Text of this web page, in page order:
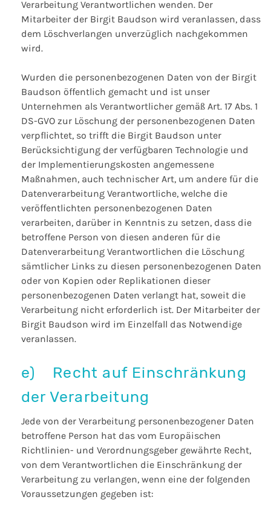
Verarbeitung Verantwortlichen wenden. Der
Mitarbeiter der Birgit Baudson wird veranlassen, dass
dem Löschverlangen unverzüglich nachgekommen
wird.
Wurden die personenbezogenen Daten von der Birgit
Baudson öffentlich gemacht und ist unser
Unternehmen als Verantwortlicher gemäß Art. 17 Abs. 1
DS-GVO zur Löschung der personenbezogenen Daten
verpflichtet, so trifft die Birgit Baudson unter
Berücksichtigung der verfügbaren Technologie und
der Implementierungskosten angemessene
Maßnahmen, auch technischer Art, um andere für die
Datenverarbeitung Verantwortliche, welche die
veröffentlichten personenbezogenen Daten
verarbeiten, darüber in Kenntnis zu setzen, dass die
betroffene Person von diesen anderen für die
Datenverarbeitung Verantwortlichen die Löschung
sämtlicher Links zu diesen personenbezogenen Daten
oder von Kopien oder Replikationen dieser
personenbezogenen Daten verlangt hat, soweit die
Verarbeitung nicht erforderlich ist. Der Mitarbeiter der
Birgit Baudson wird im Einzelfall das Notwendige
veranlassen.
e) Recht auf Einschränkung
der Verarbeitung
Jede von der Verarbeitung personenbezogener Daten
betroffene Person hat das vom Europäischen
Richtlinien- und Verordnungsgeber gewährte Recht,
von dem Verantwortlichen die Einschränkung der
Verarbeitung zu verlangen, wenn eine der folgenden
Voraussetzungen gegeben ist: